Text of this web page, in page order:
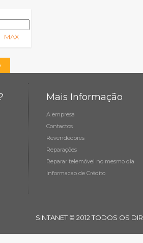
MAX
Mais Informação
A empresa
Contactos
Revendedores
Reparações
Reparar telemóvel no mesmo dia
Informacao de Crédito
SINTANET © 2012 TODOS OS